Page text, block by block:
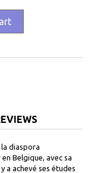
la diaspora
Belgique, avec sa
a achevé ses études